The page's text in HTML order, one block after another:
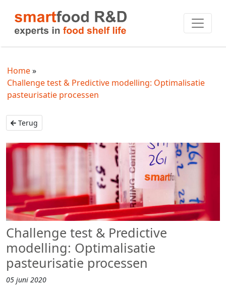
Home
Challenge test & Predictive modelling: Optimalisatie
pasteurisatie processen
Terug
Challenge test & Predictive
modelling: Optimalisatie
pasteurisatie processen
05 juni 2020